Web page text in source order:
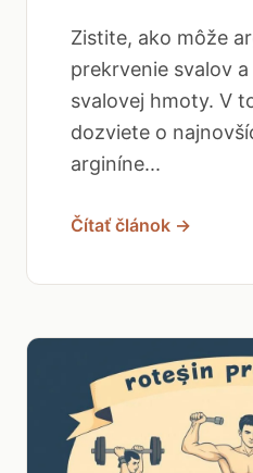
Zistite, ako môže
prekrvenie svalov
svalovej hmoty. V
dozviete o
arginíne...
Čítať článok →